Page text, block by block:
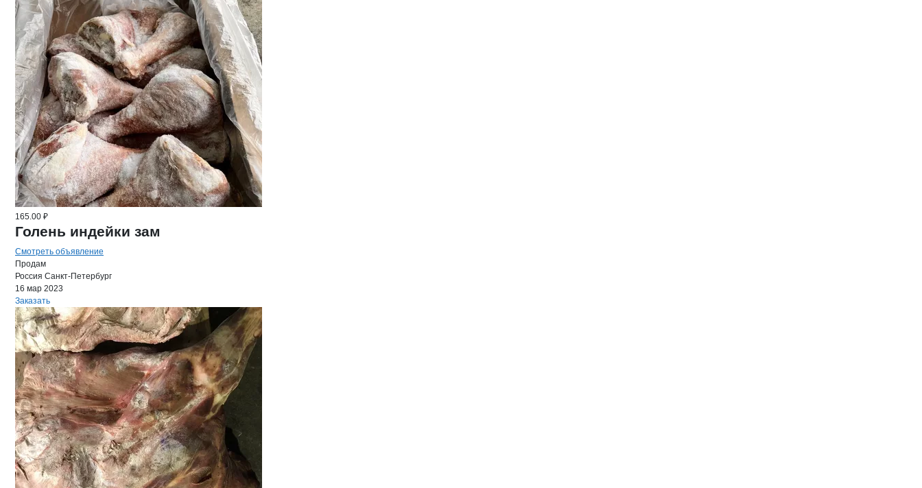
165.00 ₽
Голень индейки зам
Смотреть объявление
Продам
Россия Санкт-Петербург
16 мар 2023
Заказать